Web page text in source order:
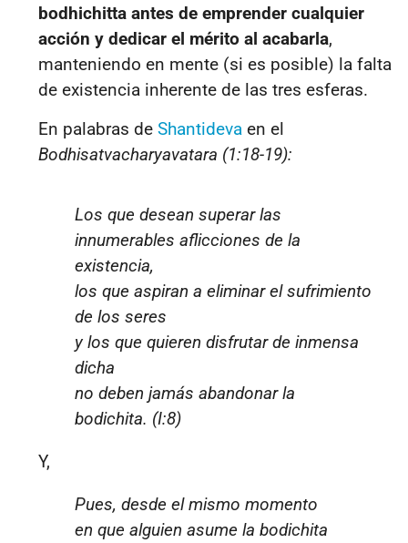
bodhichitta antes de emprender cualquier
acción y dedicar el mérito al acabarla,
manteniendo en mente (si es posible) la falta
de existencia inherente de las tres esferas.
En palabras de Shantideva en el
Bodhisatvacharyavatara (1:18-19):
Los que desean superar las
innumerables aflicciones de la
existencia,
los que aspiran a eliminar el sufrimiento
de los seres
y los que quieren disfrutar de inmensa
dicha
no deben jamás abandonar la
bodichita. (I:8)
Y,
Pues, desde el mismo momento
en que alguien asume la bodichita